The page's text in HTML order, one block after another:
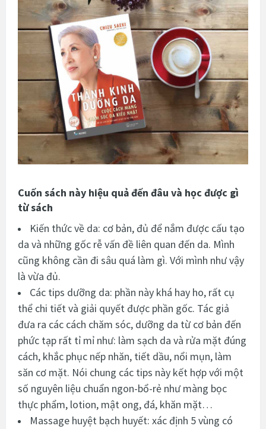
Cuốn sách này hiệu quả đến đâu và học được gì
từ sách
Kiến thức về da: cơ bản, đủ để nắm được cấu tạo
da và những gốc rễ vấn đề liên quan đến da. Mình
cũng không cần đi sâu quá làm gì. Với mình như vậy
là vừa đủ.
Các tips dưỡng da: phần này khá hay ho, rất cụ
thể chi tiết và giải quyết được phần gốc. Tác giả
đưa ra các cách chăm sóc, dưỡng da từ cơ bản đến
phức tạp rất tỉ mỉ như: làm sạch da và rửa mặt đúng
cách, khắc phục nếp nhăn, tiết dầu, nổi mụn, làm
săn cơ mặt. Nói chung các tips này kết hợp với một
số nguyên liệu chuẩn ngon-bổ-rẻ như màng bọc
thực phẩm, lotion, mật ong, đá, khăn mặt…
Massage huyệt bạch huyết: xác định 5 vùng có